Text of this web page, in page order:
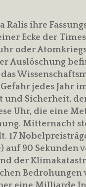
ihre
Ecke der
oder
Auslöschung
jedes Jahr
und Sicherheit,
Uhr, die eine
Mitternacht
17
auf 90
der
Bedrohungen